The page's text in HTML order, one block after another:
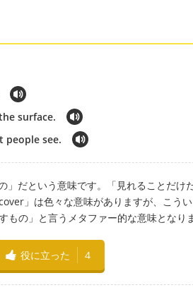
surface.
people see.
」だという意味です。「見れることだけ
」は色々な意味がありますが、こうい
の」と言うメタファー的な意味となりま
役に立った 4